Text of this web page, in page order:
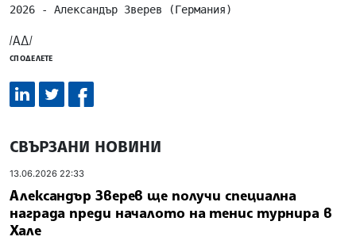
2026 - Александър Зверев (Германия)
/АД/
СПОДЕЛЕТЕ
СВЪРЗАНИ НОВИНИ
13.06.2026 22:33
Александър Зверев ще получи специална
награда преди началото на тенис турнира в
Хале